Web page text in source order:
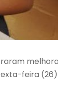
feira (26)